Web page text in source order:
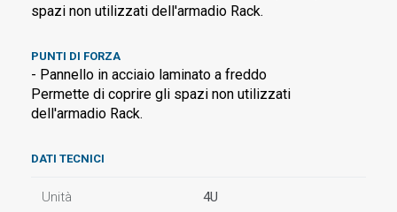
spazi non utilizzati dell'armadio Rack.
PUNTI DI FORZA
- Pannello in acciaio laminato a freddo
Permette di coprire gli spazi non utilizzati
dell'armadio Rack.
DATI TECNICI
Unità 4U